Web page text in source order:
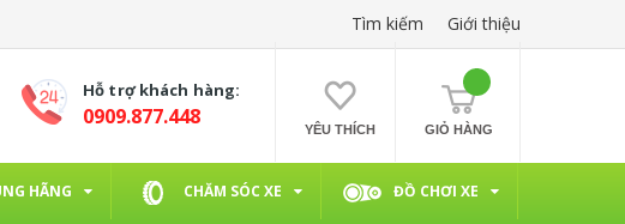
Tìm kiếm Giới thiệu
Hỗ trợ khách hàng:
0909.877.448 YÊU THÍCH GIỎ HÀNG
HÃNG CHĂM SÓC XE ĐỒ CHƠI XE